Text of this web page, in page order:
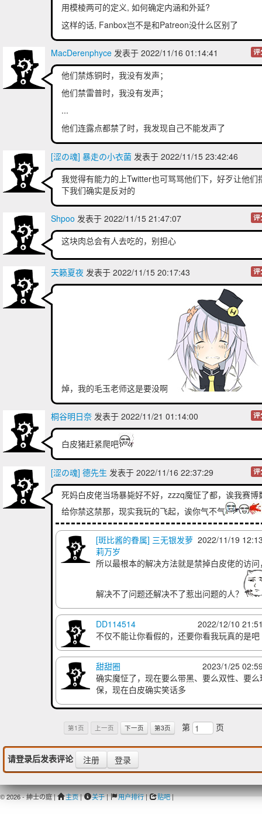
用模棱两可的定义, 如何确定内涵和外延?
这样的话, Fanbox岂不是和Patreon没什么区别了
MacDerenphyce 发表于 2022/11/16 01:14:41 评
他们禁炼铜时，我没有发声；
他们禁雷普时，我没有发声；
...
他们连露点都禁了时，我发现自己不能发声了
[涩の魂] 暴走の小衣菌 发表于 2022/11/15 23:42:46
我觉得有能力的上Twitter也可骂骂他们下，好歹让他们
下我们确实是反对的
Shpoo 发表于 2022/11/15 21:47:07 评
这块肉总会有人去吃的，别担心
天籁夏夜 发表于 2022/11/15 20:17:43 评
焯，我的毛玉老师这是要没啊
桐谷明日奈 发表于 2022/11/21 01:14:00 评
白皮猪赶紧爬吧
[涩の魂] 德先生 发表于 2022/11/16 22:37:29 评
死妈白皮佬当场暴毙好不好，zzzq魔怔了都，诶我赛博
给你禁这禁那，现实我玩的飞起，诶你气不气
2022/11/19
[斑比酱的眷属] 三无银发萝
莉万岁
所以最根本的解决方法就是禁掉白皮佬的访问
解决不了问题还解决不了惹出问题的人？
2022/12/10
DD114514
不仅不能让你看假的，还要你看我玩真的是吧
2023/1/25
甜甜圈
确实魔怔了，现在要么带黑、要么双性、要么
保，现在白皮确实笑话多
第1页 上一页 下一页 第3页 第 页
请登录后发表评论 注册 登录
© 2026 - 紳士の庭 | 主页| 关于| 用户排行| 贴吧|